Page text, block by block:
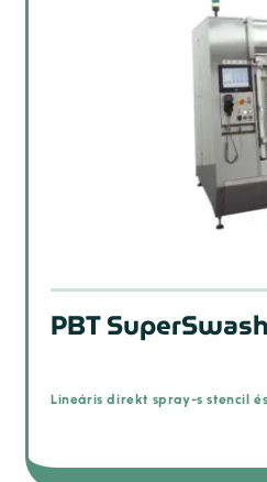
PBT SuperSwash
Lineáris direkt spray-s stencil